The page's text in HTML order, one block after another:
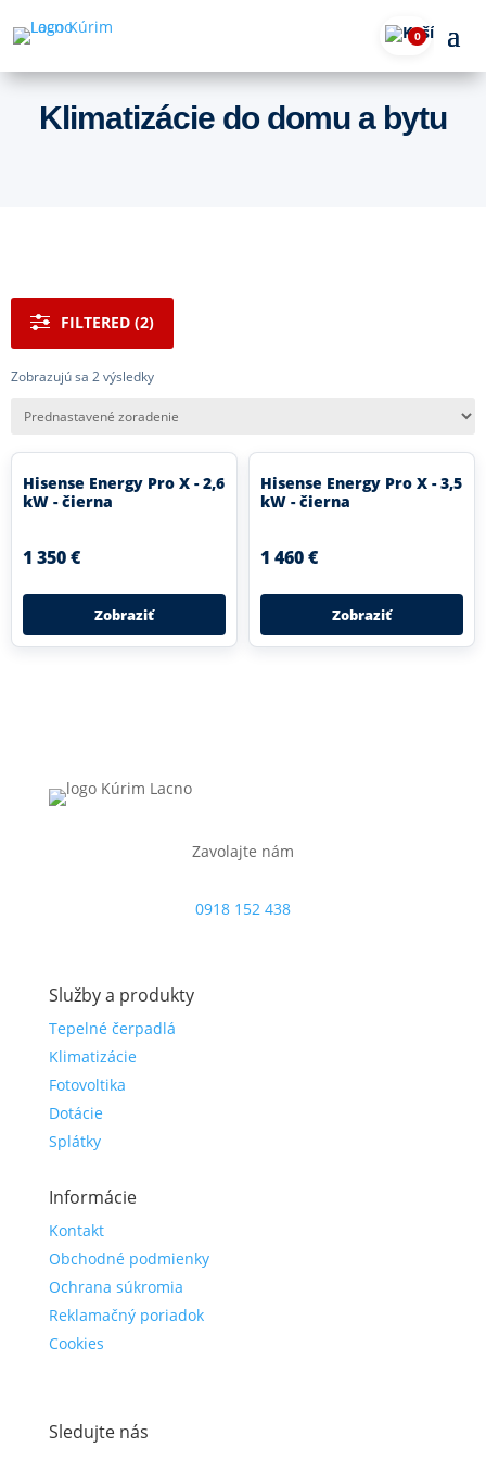
0
Klimatizácie do domu a bytu
FILTERED (2)
Zobrazujú sa 2 výsledky
Hisense Energy Pro X - 2,6
kW - čierna
1 350 €
Zobraziť
Hisense Energy Pro X - 3,5
kW - čierna
1 460 €
Zobraziť
Zavolajte nám
0918 152 438
Služby a produkty
Tepelné čerpadlá
Klimatizácie
Fotovoltika
Dotácie
Splátky
Informácie
Kontakt
Obchodné podmienky
Ochrana súkromia
Reklamačný poriadok
Cookies
Sledujte nás